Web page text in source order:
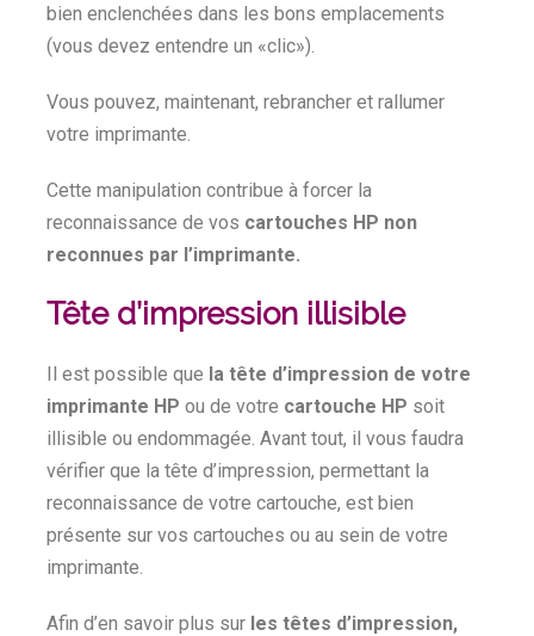
bien enclenchées dans les bons emplacements
(vous devez entendre un «clic»).
Vous pouvez, maintenant, rebrancher et rallumer
votre imprimante.
Cette manipulation contribue à forcer la
reconnaissance de vos cartouches HP non
reconnues par l’imprimante.
Tête d’impression illisible
Il est possible que la tête d’impression de votre
imprimante HP ou de votre cartouche HP soit
illisible ou endommagée. Avant tout, il vous faudra
vérifier que la tête d’impression, permettant la
reconnaissance de votre cartouche, est bien
présente sur vos cartouches ou au sein de votre
imprimante.
Afin d’en savoir plus sur les têtes d’impression,